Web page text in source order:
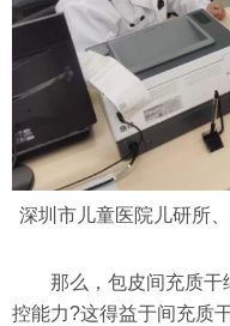
深圳市儿童医院儿研所
那么，包皮间充质干
控能力?这得益于间充质